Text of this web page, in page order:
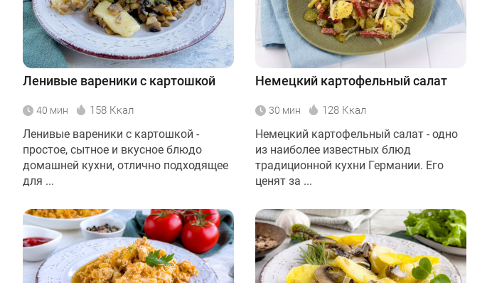
Ленивые вареники с картошкой
40 мин 158 Ккал
Ленивые вареники с картошкой -
простое, сытное и вкусное блюдо
домашней кухни, отлично подходящее
для ...
Немецкий картофельный салат
30 мин 128 Ккал
Немецкий картофельный салат - одно
из наиболее известных блюд
традиционной кухни Германии. Его
ценят за ...